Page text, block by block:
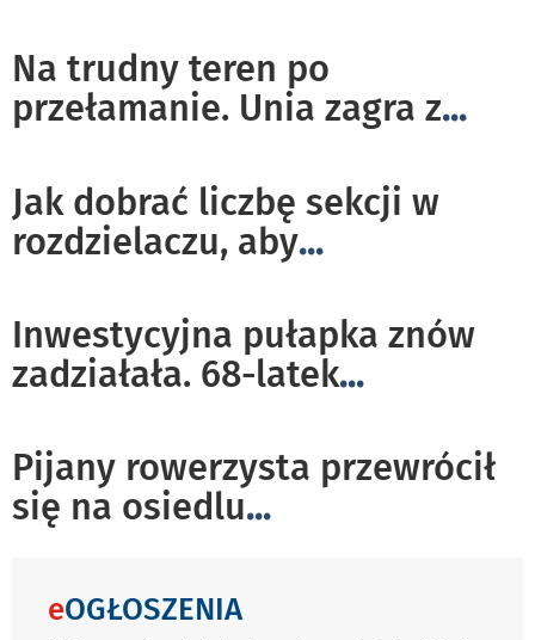
Na trudny teren po
przełamanie. Unia zagra z...
Jak dobrać liczbę sekcji w
rozdzielaczu, aby...
Inwestycyjna pułapka znów
zadziałała. 68-latek...
Pijany rowerzysta przewrócił
się na osiedlu...
eOGŁOSZENIA